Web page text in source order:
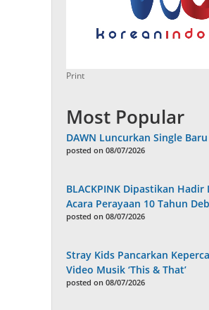
Print
Most Popular
DAWN Luncurkan Single Baru
posted on 08/07/2026
BLACKPINK Dipastikan Hadir
Acara Perayaan 10 Tahun
posted on 08/07/2026
Stray Kids Pancarkan
Video Musik ‘This & That’
posted on 08/07/2026